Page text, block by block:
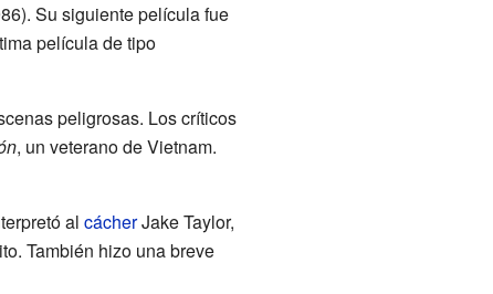
Su siguiente película fue
película de tipo
peligrosas. Los críticos
, un veterano de Vietnam.
al cácherJake Taylor,
También hizo una breve